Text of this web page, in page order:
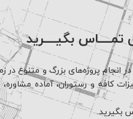
تمــــاس بگیــــرید
پروژه‌های بزرگ و متنوع در
کافه و رستوران، آماده مشاوره،
بگیرید.